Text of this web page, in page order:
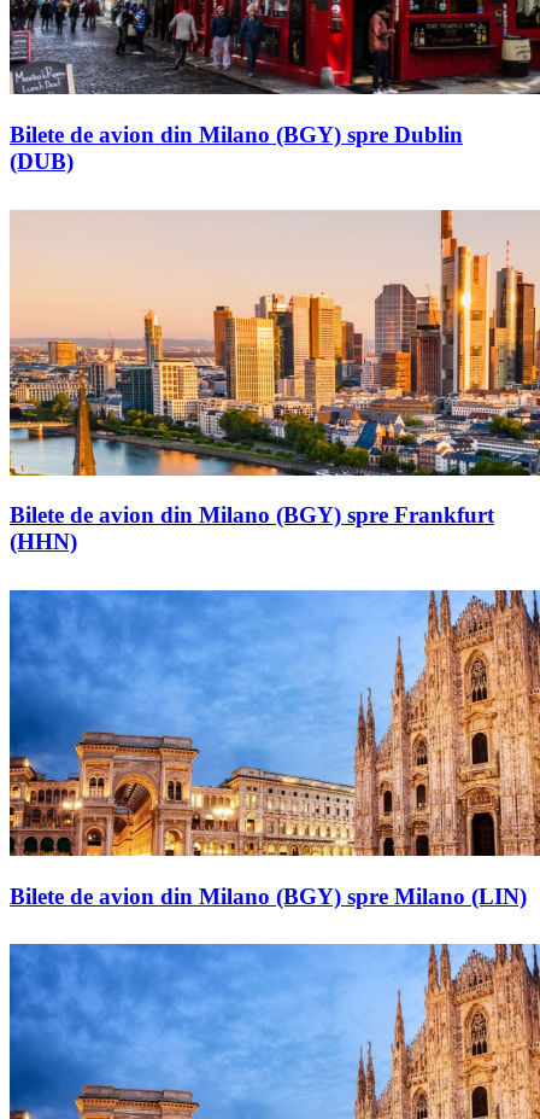
Bilete de avion din Milano (BGY) spre Dublin
(DUB)
Bilete de avion din Milano (BGY) spre Frankfurt
(HHN)
Bilete de avion din Milano (BGY) spre Milano (LIN)